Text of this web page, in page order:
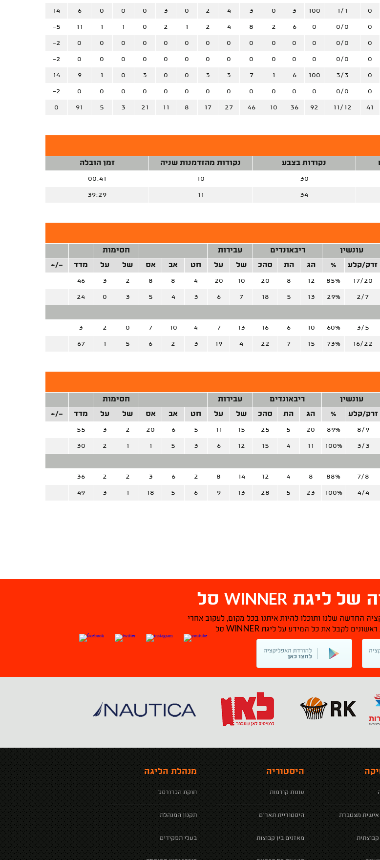
0
1/1
100
3
0
3
4
2
0
3
0
0
0
6
14
0
0/0
0
6
2
8
4
2
1
2
0
1
1
11
-5
0
0/0
0
0
0
0
0
0
0
0
0
0
0
0
-2
0
0/0
0
0
0
0
0
0
0
0
0
0
0
0
-2
0
3/3
100
6
1
7
3
3
0
0
3
0
1
9
14
0
0/0
0
0
0
0
0
0
0
0
0
0
0
0
-2
41
11/12
92
36
10
46
27
17
8
11
21
3
5
91
0
נקודות בצבע נקודות מהזדמנות שניה זמן הובלה
30
10
00:41
34
11
39:29
עונשין ריבאונדים עבירות
חסימות
זרק/קלע % הג הת סהכ של על חט אב אס של על מדד +/-
17/20
85%
12
8
20
10
20
4
8
8
2
3
46
2/7
29%
13
5
18
7
6
3
4
5
3
0
24
3/5
60%
10
6
16
13
7
4
10
7
0
2
3
16/22
73%
15
7
22
4
19
3
2
6
5
1
67
עונשין ריבאונדים עבירות
חסימות
זרק/קלע % הג הת סהכ של על חט אב אס של על מדד +/-
8/9
89%
20
5
25
15
11
5
6
20
2
3
55
3/3
100%
11
4
15
12
6
3
5
1
1
2
30
7/8
88%
8
4
12
14
8
2
6
3
2
2
36
4/4
100%
23
5
28
13
9
6
5
18
1
3
49
של ליגת WINNER סל
החדשה שלנו ותוכלו להיות איתנו בכל מקום, לעקוב אחרי
ראשונים לקבל את כל המידע על ליגת WINNER סל
מצטברת
היסטוריה
עונות קודמות
היסטוריית תארים
מאזנים בין קבוצות
מנהלת הליגה
חוקת הכדורסל
תקנון המנהלת
בעלי תפקידים